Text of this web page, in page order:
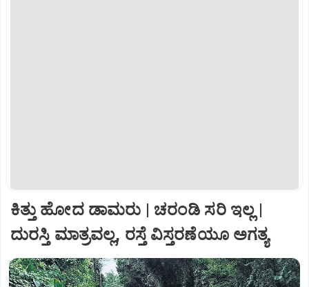
ಕಿತ್ತು ಹೋದ ಡಾಮರು | ಚರಂಡಿ ಸರಿ ಇಲ್ಲ |
ದುರಸ್ತಿ ಮಾತ್ರವಲ್ಲ, ರಸ್ತೆ ವಿಸ್ತರಣೆಯೂ ಅಗತ್ಯ